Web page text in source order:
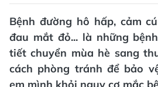
Bệnh đường hô hấp, cảm
đau mắt đỏ... là những
tiết chuyển mùa hè sang
cách phòng tránh để bảo